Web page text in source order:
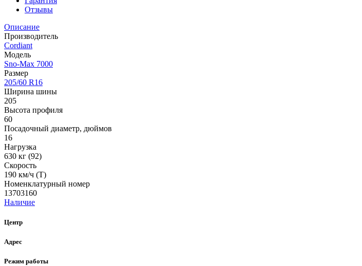
Отзывы
Описание
Производитель
Cordiant
Модель
Sno-Max 7000
Размер
205/60 R16
Ширина шины
205
Высота профиля
60
Посадочный диаметр, дюймов
16
Нагрузка
630 кг (92)
Скорость
190 км/ч (Т)
Номенклатурный номер
13703160
Наличие
Центр
Адрес
Режим работы